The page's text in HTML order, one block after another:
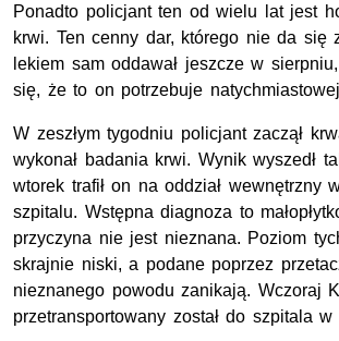
Ponadto policjant ten od wielu lat jest
krwi. Ten cenny dar, którego nie da się
lekiem sam oddawał jeszcze w
się, że to on potrzebuje
W zeszłym tygodniu policjant zaczął
wykonał badania krwi. Wynik wyszedł
wtorek trafił on na oddział wewnętrzny
szpitalu. Wstępna diagnoza to
przyczyna nie jest nieznana. Poziom
skrajnie niski, a podane poprzez
nieznanego powodu zanikają. Wczoraj
przetransportowany został do szpitala w